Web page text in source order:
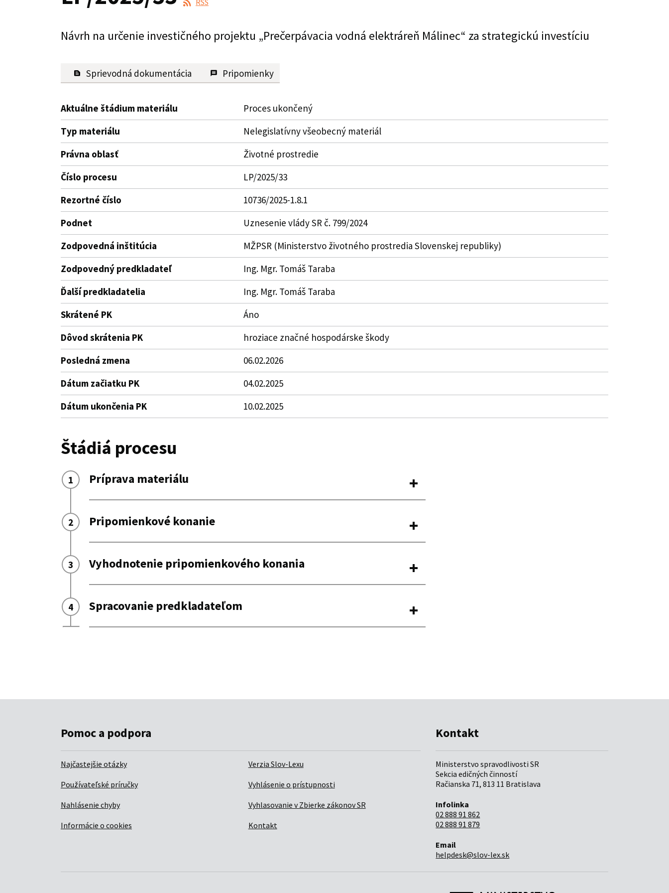
Pomoc a podpora
Najčastejšie otázky
Používateľské príručky
Nahlásenie chyby
Informácie o cookies
Verzia Slov-Lexu
Vyhlásenie o prístupnosti
Vyhlasovanie v Zbierke zákonov SR
Kontakt
Kontakt
Ministerstvo spravodlivosti SR
Sekcia edičných činností
Račianska 71, 813 11 Bratislava
Infolinka
02 888 91 862
02 888 91 879
Email
helpdesk@slov-lex.sk